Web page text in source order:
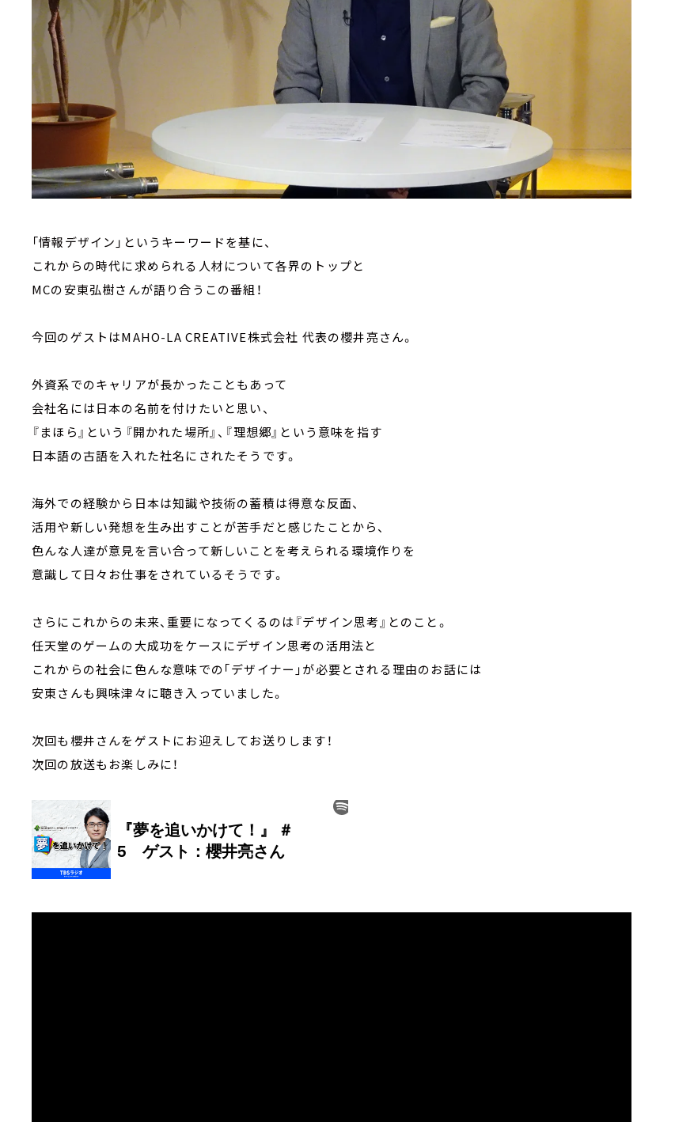
「情報デザイン」というキーワードを基に、
これからの時代に求められる人材について各界のトップと
MCの安東弘樹さんが語り合うこの番組！
今回のゲストはMAHO-LA CREATIVE株式会社 代表の櫻井亮さん。
外資系でのキャリアが長かったこともあって
会社名には日本の名前を付けたいと思い、
『まほら』という『開かれた場所』、『理想郷』という意味を指す
日本語の古語を入れた社名にされたそうです。
海外での経験から日本は知識や技術の蓄積は得意な反面、
活用や新しい発想を生み出すことが苦手だと感じたことから、
色んな人達が意見を言い合って新しいことを考えられる環境作りを
意識して日々お仕事をされているそうです。
さらにこれからの未来、重要になってくるのは『デザイン思考』とのこと。
任天堂のゲームの大成功をケースにデザイン思考の活用法と
これからの社会に色んな意味での｢デザイナー｣が必要とされる理由のお話には
安東さんも興味津々に聴き入っていました。
次回も櫻井さんをゲストにお迎えしてお送りします！
次回の放送もお楽しみに！